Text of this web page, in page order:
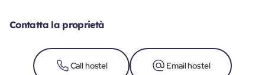
Contatta la proprietà
Call hostel Email hostel